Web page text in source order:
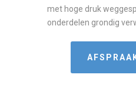
met hoge druk
onderdelen grondig